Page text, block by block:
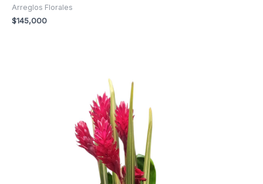
Arreglos Florales
$145,000